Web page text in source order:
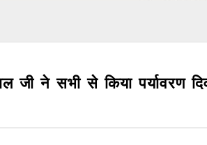
जी ने सभी से किया पर्यावरण